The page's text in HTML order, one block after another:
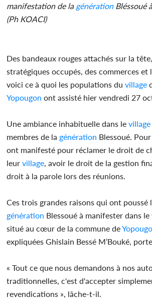
manifestation de la générationBléssoué
(Ph KOACI)
Des bandeaux rouges attachés sur la
stratégiques occupés, des commerces et
voici ce à quoi les populations duvillage
Yopougon ont assisté hier vendredi 27
Une ambiance inhabituelle dans levillage
membres de la génération Blessoué.
ont manifesté pour réclamer le droit de
leurvillage, avoir le droit de la gestion
droit à la parole lors des réunions.
Ces trois grandes raisons qui ont poussé
génération Blessoué à manifester dans le
situé au cœur de la commune de
expliquées Ghislain Bessé M’Bouké,
« Tout ce que nous demandons à nos
traditionnelles, c'est d'accepter
revendications », lâche-t-il.